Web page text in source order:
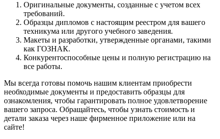
Оригинальные документы, созданные с учетом всех
требований.
Образцы дипломов с настоящим реестром для вашего
техникума или другого учебного заведения.
Макеты и разработки, утвержденные органами, такими
как ГОЗНАК.
Конкурентоспособные цены и полную регистрацию на
все работы.
Мы всегда готовы помочь нашим клиентам приобрести
необходимые документы и предоставить образцы для
ознакомления, чтобы гарантировать полное удовлетворение
вашего запроса. Обращайтесь, чтобы узнать стоимость и
детали заказа через наше фирменное приложение или на
сайте!